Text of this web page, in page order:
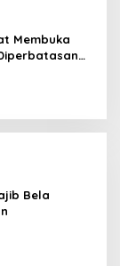
Membuka
Bela